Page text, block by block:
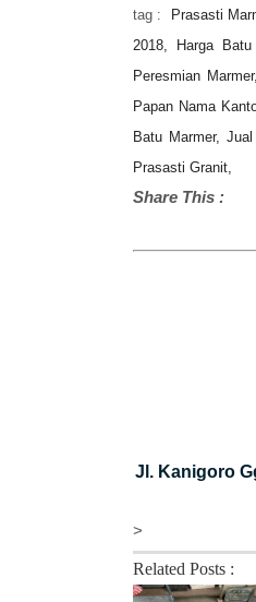
tag :
Prasasti
2018, Harga
Peresmian
Papan Nama
Batu Marmer,
Prasasti Granit,
Share This :
Jl. Kanigoro
>
Related Posts :